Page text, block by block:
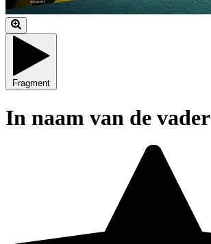
Fragment
In naam van de vader